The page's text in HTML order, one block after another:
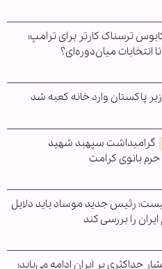
ترسناک کارتر برای ترامپ؛
انتخابات میان‌دوره‌ای؟
پاکستان وارد خانه کعبه شد
گرامیداشت سپهبد شهید
بانوی کرامت
رئیس جدید موساد باید دلایل
را بررسی کند
حداکثری بر ایران ادامه می‌یابد؛